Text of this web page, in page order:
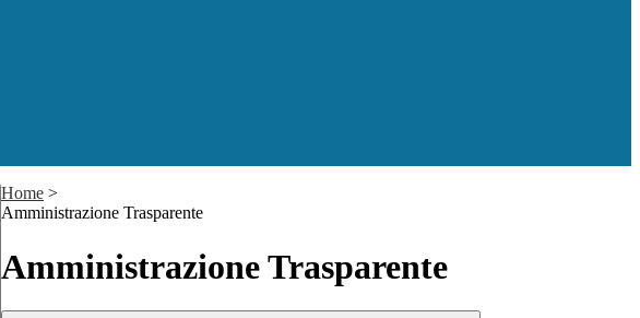
Home >
Amministrazione Trasparente
Amministrazione Trasparente